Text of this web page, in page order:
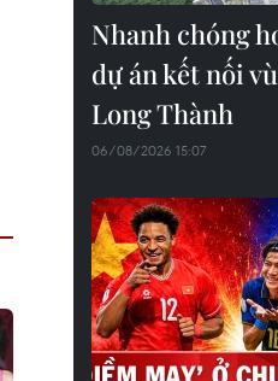
Nhanh chóng
dự án kết nối
Long Thành
06/08/2026 15:07